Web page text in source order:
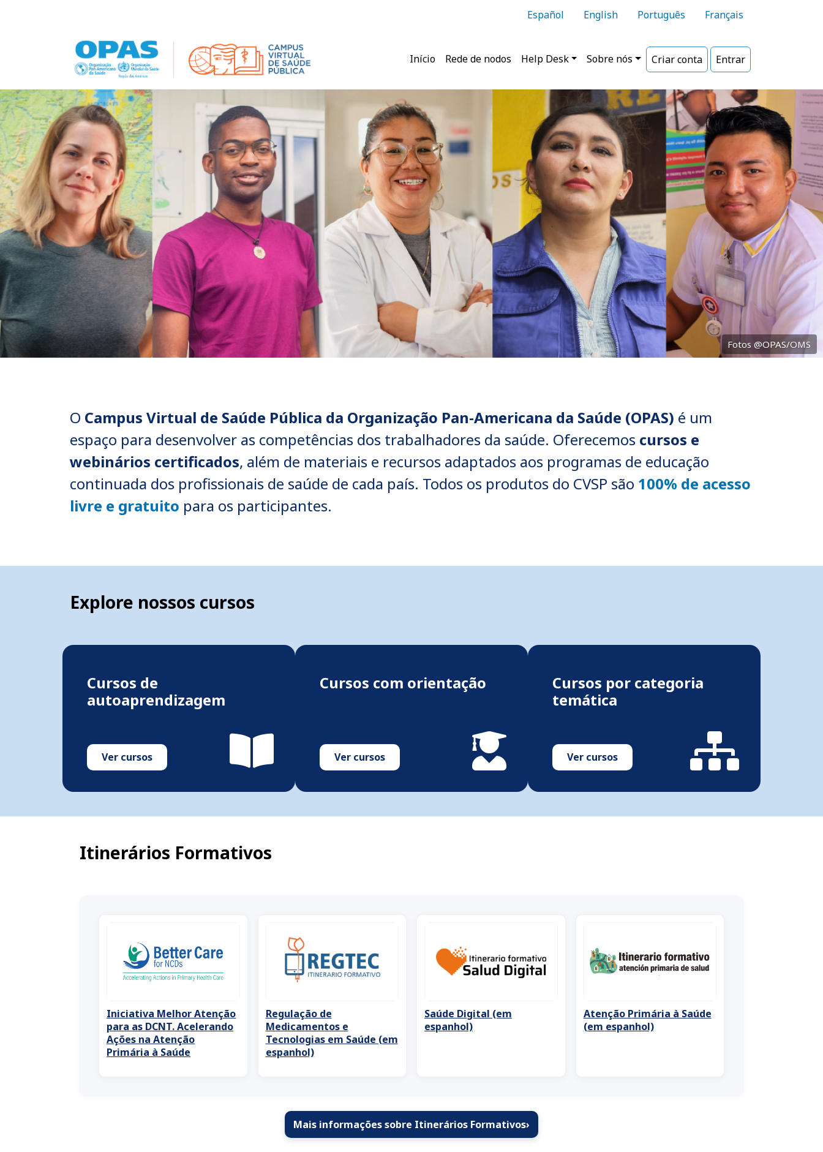
Español English Português Français
Navegação principal
Início Rede de nodos Help Desk Sobre nós Criar conta Entrar
Saiba Mais
Fotos @OPAS/OMS
O Campus Virtual de Saúde Pública da Organização Pan-Americana da Saúde (OPAS) é um
espaço para desenvolver as competências dos trabalhadores da saúde. Oferecemos cursos e
webinários certificados, além de materiais e recursos adaptados aos programas de educação
continuada dos profissionais de saúde de cada país. Todos os produtos do CVSP são 100% de acesso
livre e gratuito para os participantes.
Explore nossos cursos
Cursos de
autoaprendizagem
Ver cursos
Cursos com orientação
Ver cursos
Cursos por categoria
temática
Ver cursos
Itinerários Formativos
Iniciativa Melhor Atenção
para as DCNT. Acelerando
Ações na Atenção
Primária à Saúde
Regulação de
Medicamentos e
Tecnologias em Saúde (em
espanhol)
Saúde Digital (em
espanhol)
Atenção Primária à Saúde
(em espanhol)
Mais informações sobre Itinerários Formativos›